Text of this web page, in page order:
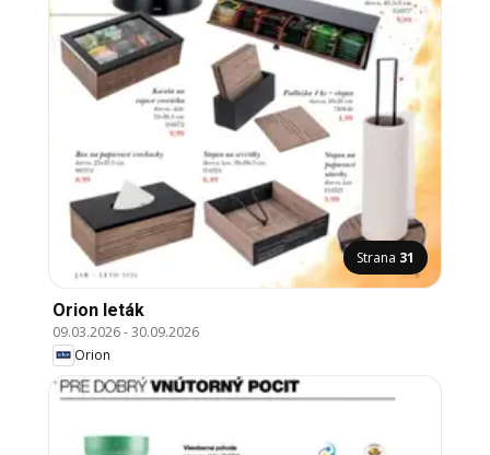
Strana 31
Orion leták
09.03.2026-30.09.2026
Orion